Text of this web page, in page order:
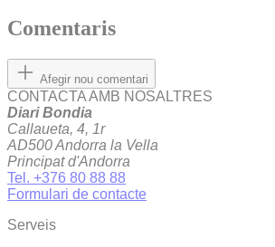
Comentaris
Afegir nou comentari
CONTACTA AMB NOSALTRES
Diari Bondia
Callaueta, 4, 1r
AD500 Andorra la Vella
Principat d'Andorra
Tel. +376 80 88 88
Formulari de contacte
Serveis